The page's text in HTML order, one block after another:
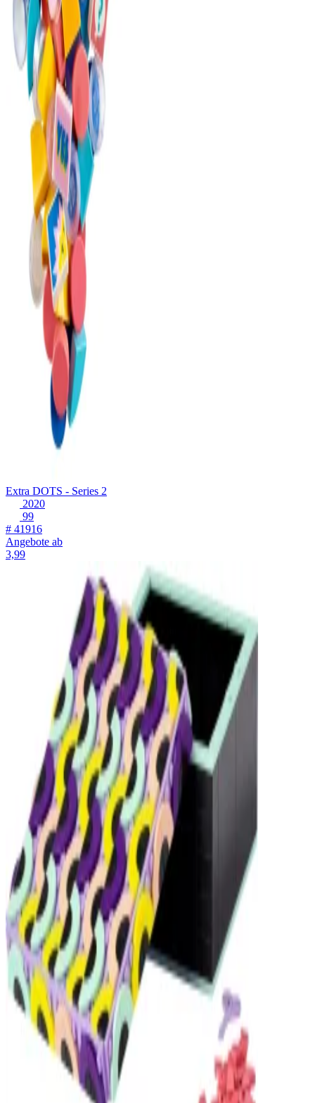
Extra DOTS - Series 2
2020
99
# 41916
Angebote ab
3,99